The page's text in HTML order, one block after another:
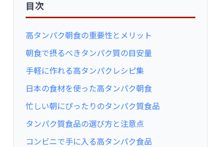
目次
高タンパク朝食の重要性とメリット
朝食で摂るべきタンパク質の目安量
手軽に作れる高タンパクレシピ集
日本の食材を使った高タンパク朝食
忙しい朝にぴったりのタンパク質食品
タンパク質食品の選び方と注意点
コンビニで手に入る高タンパク食品